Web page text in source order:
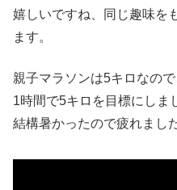
嬉しいですね、同じ趣味を
ます。
親子マラソンは5キロなので
1時間で5キロを目標にしま
結構暑かったので疲れまし